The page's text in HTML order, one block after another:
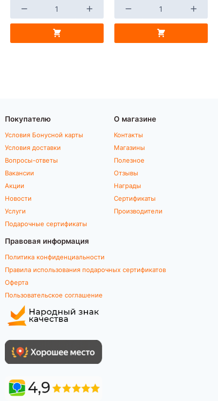
Покупателю
Условия Бонусной карты
Условия доставки
Вопросы-ответы
Вакансии
Акции
Новости
Услуги
Подарочные сертификаты
О магазине
Контакты
Магазины
Полезное
Отзывы
Награды
Сертификаты
Производители
Правовая информация
Политика конфиденциальности
Правила использования подарочных сертификатов
Оферта
Пользовательское соглашение